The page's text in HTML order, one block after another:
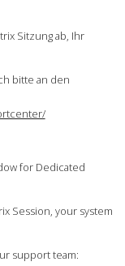
Sitzung ab, Ihr
bitte an den
for Dedicated
Session, your system
support team: